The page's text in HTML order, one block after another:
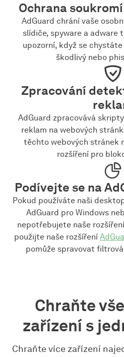
Ochrana
AdGuard chrání vaše
slídiče, spyware a adware
upozorní, když se
škodlivý nebo
Zpracování
AdGuard zpracovává
reklam na webových
těchto webových stránek
rozšíření pro
Podívejte se na
Pokud používáte naši
AdGuard pro Windows
nepotřebujete naše
použijte naše rozšíření
pomůže spravovat
Chraňte
zařízení s
Chraňte více zařízení